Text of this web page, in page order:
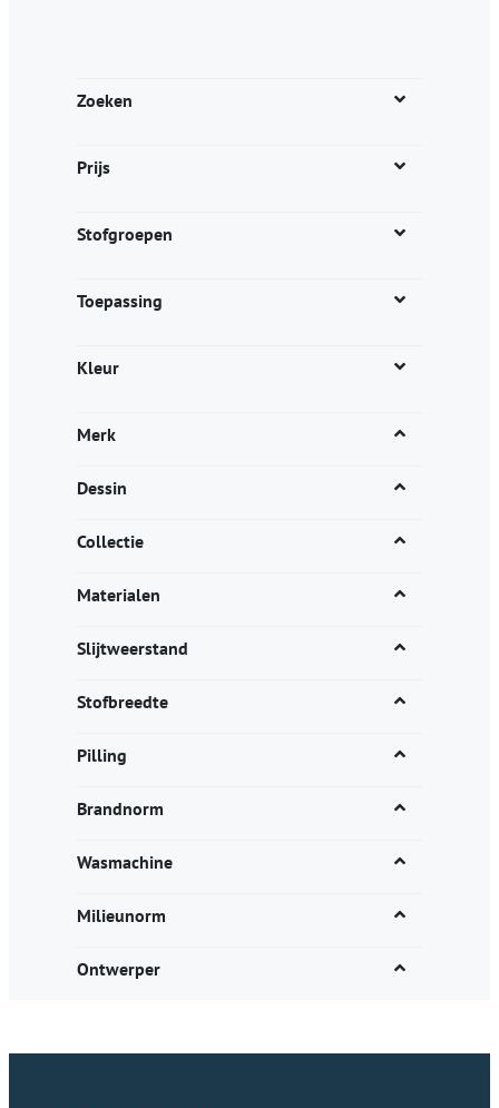
Zoeken
Prijs
Stofgroepen
Toepassing
Kleur
Merk
Dessin
Collectie
Materialen
Slijtweerstand
Stofbreedte
Pilling
Brandnorm
Wasmachine
Milieunorm
Ontwerper
kan
op
productpagina